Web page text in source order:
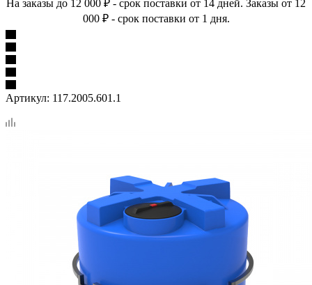
На заказы до 12 000 ₽ - срок поставки от 14 дней. Заказы от 12
000 ₽ - срок поставки от 1 дня.
Артикул: 117.2005.601.1